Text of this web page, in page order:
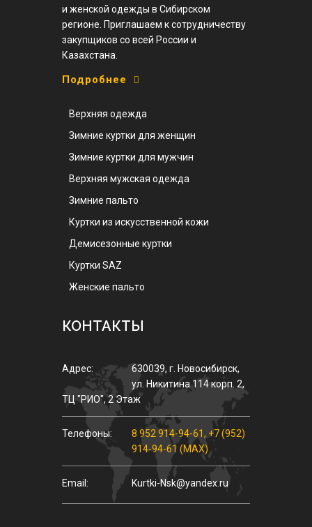
и женской одежды в Сибирском
регионе. Приглашаем к сотрудничеству
закупщиков со всей России и
Казахстана.
Подробнее
Верхняя одежда
Зимние куртки для женщин
Зимние куртки для мужчин
Верхняя мужская одежда
Зимние пальто
Куртки из искусственной кожи
Демисезонные куртки
Куртки SAZ
Женские пальто
КОНТАКТЫ
Адрес: 630039, г. Новосибирск,
ул. Никитина 114 корп. 2,
ТЦ "РИО", 2 Этаж
Телефоны: 8 952 914-94-61, +7 (952)
914-94-61 (MAX)
Email: Kurtki-Nsk@yandex.ru